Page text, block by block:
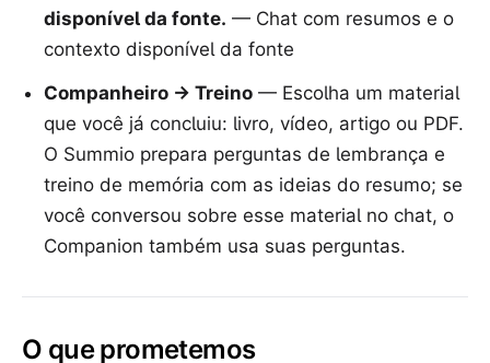
disponível da fonte. — Chat com resumos e o
contexto disponível da fonte
Companheiro → Treino — Escolha um material
que você já concluiu: livro, vídeo, artigo ou PDF.
O Summio prepara perguntas de lembrança e
treino de memória com as ideias do resumo; se
você conversou sobre esse material no chat, o
Companion também usa suas perguntas.
O que prometemos